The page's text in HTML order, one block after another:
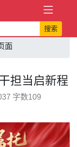
搜索
面
担当启新程
字数109